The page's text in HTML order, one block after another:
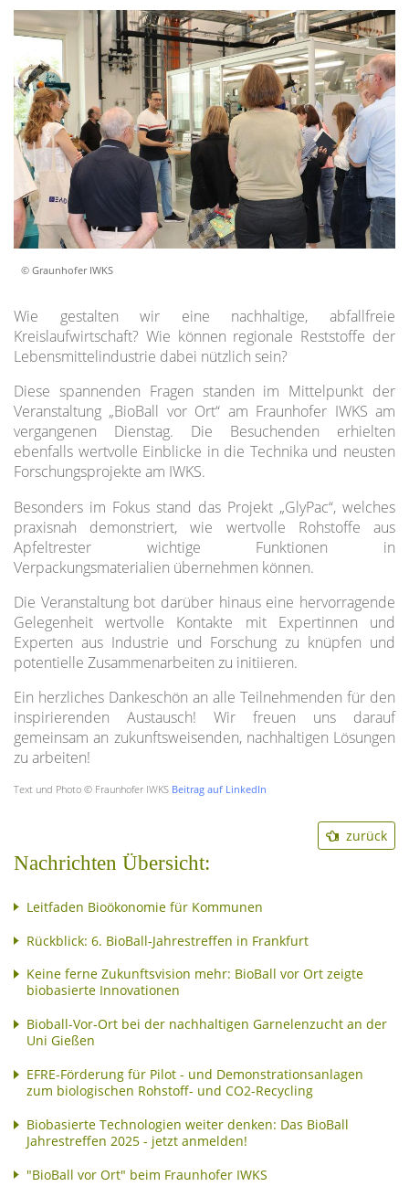
© Graunhofer IWKS
Wie gestalten wir eine nachhaltige, abfallfreie
Kreislaufwirtschaft? Wie können regionale Reststoffe der
Lebensmittelindustrie dabei nützlich sein?
Diese spannenden Fragen standen im Mittelpunkt der
Veranstaltung „BioBall vor Ort“ am Fraunhofer IWKS am
vergangenen Dienstag. Die Besuchenden erhielten
ebenfalls wertvolle Einblicke in die Technika und neusten
Forschungsprojekte am IWKS.
Besonders im Fokus stand das Projekt „GlyPac“, welches
praxisnah demonstriert, wie wertvolle Rohstoffe aus
Apfeltrester wichtige Funktionen in
Verpackungsmaterialien übernehmen können.
Die Veranstaltung bot darüber hinaus eine hervorragende
Gelegenheit wertvolle Kontakte mit Expertinnen und
Experten aus Industrie und Forschung zu knüpfen und
potentielle Zusammenarbeiten zu initiieren.
Ein herzliches Dankeschön an alle Teilnehmenden für den
inspirierenden Austausch! Wir freuen uns darauf
gemeinsam an zukunftsweisenden, nachhaltigen Lösungen
zu arbeiten!
Text und Photo © Fraunhofer IWKS Beitrag auf LinkedIn
zurück
Nachrichten Übersicht:
Leitfaden Bioökonomie für Kommunen
Rückblick: 6. BioBall-Jahrestreffen in Frankfurt
Keine ferne Zukunftsvision mehr: BioBall vor Ort zeigte
biobasierte Innovationen
Bioball-Vor-Ort bei der nachhaltigen Garnelenzucht an der
Uni Gießen
EFRE-Förderung für Pilot - und Demonstrationsanlagen
zum biologischen Rohstoff- und CO2-Recycling
Biobasierte Technologien weiter denken: Das BioBall
Jahrestreffen 2025 - jetzt anmelden!
"BioBall vor Ort" beim Fraunhofer IWKS